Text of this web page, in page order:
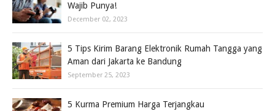
Wajib Punya!
December 02, 2023
5 Tips Kirim Barang Elektronik Rumah Tangga yang
Aman dari Jakarta ke Bandung
September 25, 2023
5 Kurma Premium Harga Terjangkau